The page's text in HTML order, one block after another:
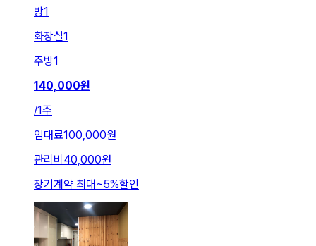
방1
화장실1
주방1
140,000원
/1주
임대료100,000원
관리비 40,000원
장기계약 최대 ~5%할인